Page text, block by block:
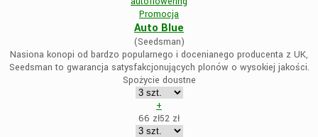
Promocja
Auto Blue
(Seedsman)
Nasiona konopi od bardzo popularnego i docenianego producenta z UK,
Seedsman to gwarancja satysfakcjonujących plonów o wysokiej jakości.
Spożycie doustne
+
66 zł52 zł